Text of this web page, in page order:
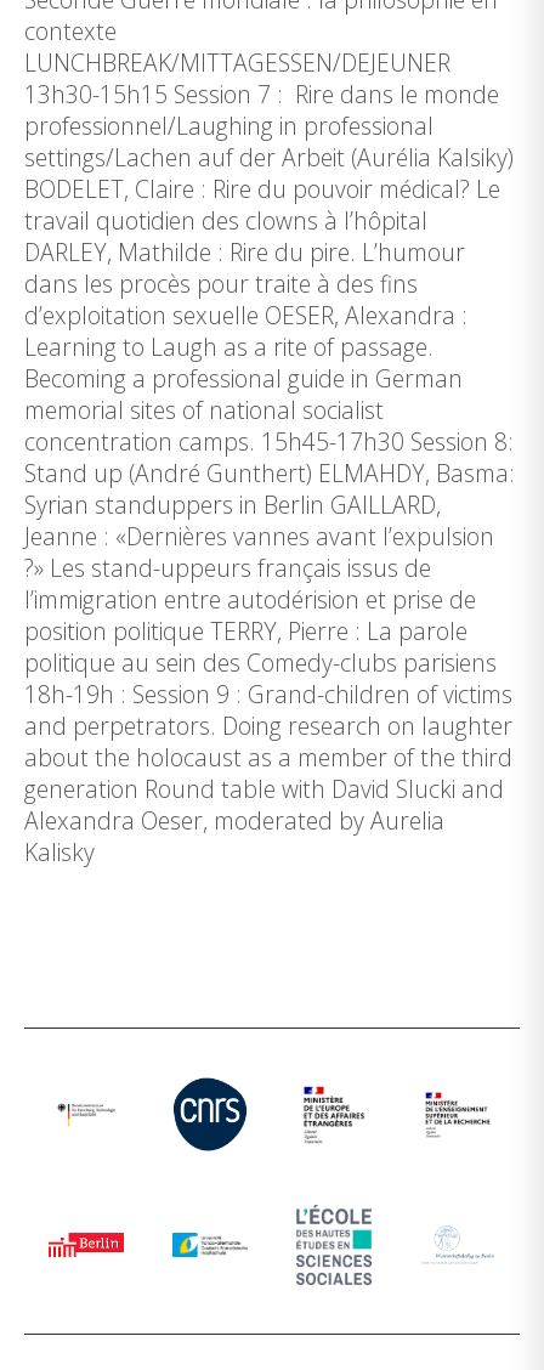
contexte
LUNCHBREAK/MITTAGESSEN/DEJEUNER
13h30-15h15 Session 7 : Rire dans le monde
professionnel/Laughing in professional
settings/Lachen auf der Arbeit (Aurélia Kalsiky)
BODELET, Claire : Rire du pouvoir médical? Le
travail quotidien des clowns à l’hôpital
DARLEY, Mathilde : Rire du pire. L’humour
dans les procès pour traite à des fins
d’exploitation sexuelle OESER, Alexandra :
Learning to Laugh as a rite of passage.
Becoming a professional guide in German
memorial sites of national socialist
concentration camps. 15h45-17h30 Session 8:
Stand up (André Gunthert) ELMAHDY, Basma:
Syrian standuppers in Berlin GAILLARD,
Jeanne : «Dernières vannes avant l’expulsion
?» Les stand-uppeurs français issus de
l’immigration entre autodérision et prise de
position politique TERRY, Pierre : La parole
politique au sein des Comedy-clubs parisiens
18h-19h : Session 9 : Grand-children of victims
and perpetrators. Doing research on laughter
about the holocaust as a member of the third
generation Round table with David Slucki and
Alexandra Oeser, moderated by Aurelia
Kalisky